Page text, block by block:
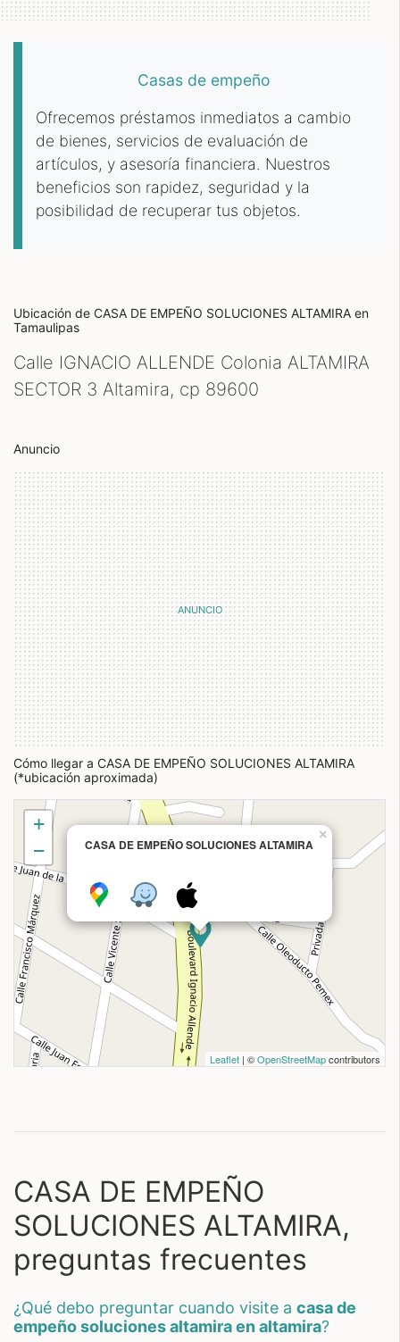
Casas de empeño
Ofrecemos préstamos inmediatos a cambio
de bienes, servicios de evaluación de
artículos, y asesoría financiera. Nuestros
beneficios son rapidez, seguridad y la
posibilidad de recuperar tus objetos.
Ubicación de CASA DE EMPEÑO SOLUCIONES ALTAMIRA en
Tamaulipas
Calle IGNACIO ALLENDE Colonia ALTAMIRA
SECTOR 3 Altamira, cp 89600
Anuncio
Cómo llegar a CASA DE EMPEÑO SOLUCIONES ALTAMIRA
(*ubicación aproximada)
CASA DE EMPEÑO SOLUCIONES ALTAMIRA
×
+
−
Leaflet | ©OpenStreetMapcontributors
CASA DE EMPEÑO
SOLUCIONES ALTAMIRA,
preguntas frecuentes
¿qué debo preguntar cuando visite a casa de
empeño soluciones altamira en altamira?